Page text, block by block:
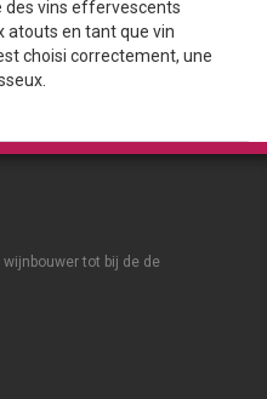
des vins effervescents
atouts en tant que vin
choisi correctement, une
tot bij de de